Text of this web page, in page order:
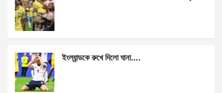
ইংল্যান্ডকে রুখে দিলো ঘানা….